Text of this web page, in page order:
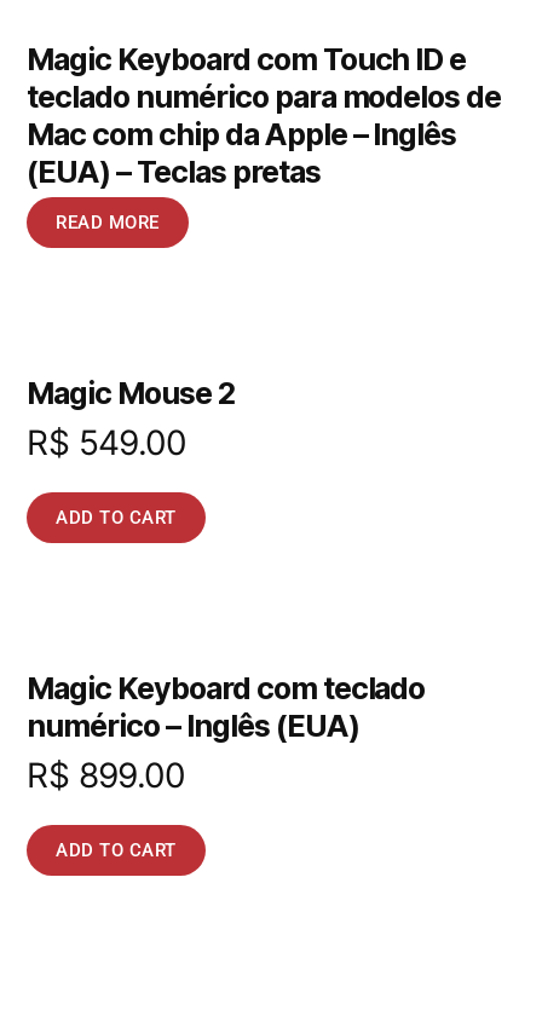
Magic Keyboard com Touch ID e
teclado numérico para modelos de
Mac com chip da Apple – Inglês
(EUA) – Teclas pretas
READ MORE
Magic Mouse 2
R$ 549.00
ADD TO CART
Magic Keyboard com teclado
numérico – Inglês (EUA)
R$ 899.00
ADD TO CART